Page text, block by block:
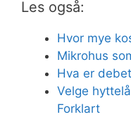
Les også:
Hvor mye
Mikrohus
Hva er
Velge
Forklart